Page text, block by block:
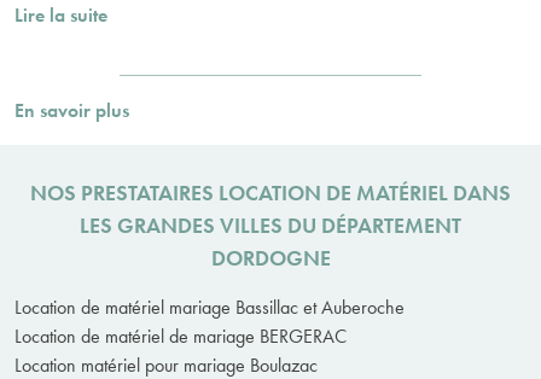
Lire la suite
En savoir plus
NOS PRESTATAIRES LOCATION DE MATÉRIEL DANS
LES GRANDES VILLES DU DÉPARTEMENT
DORDOGNE
Location de matériel mariage Bassillac et Auberoche
Location de matériel de mariage BERGERAC
Location matériel pour mariage Boulazac